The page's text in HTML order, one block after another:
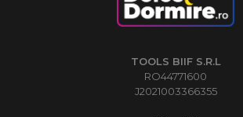
TOOLS BIIF S.R.L
RO44771600
J2021003366355